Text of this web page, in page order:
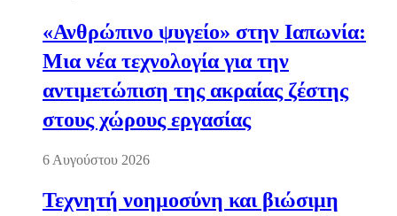
«Ανθρώπινο ψυγείο» στην Ιαπωνία:
Μια νέα τεχνολογία για την
αντιμετώπιση της ακραίας ζέστης
στους χώρους εργασίας
6 Αυγούστου 2026
Τεχνητή νοημοσύνη και βιώσιμη